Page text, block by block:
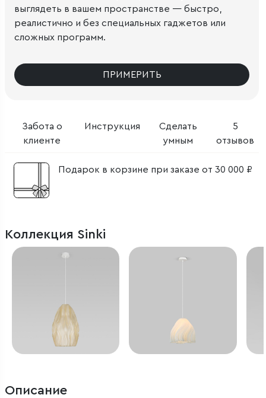
Забота о
клиенте
Инструкция
Сделать
умным
5
отзывов
Подарок в корзине при заказе от 30 000 ₽
выглядеть в вашем пространстве — быстро,
реалистично и без специальных гаджетов или
сложных программ.
ПРИМЕРИТЬ
Коллекция Sinki
Описание